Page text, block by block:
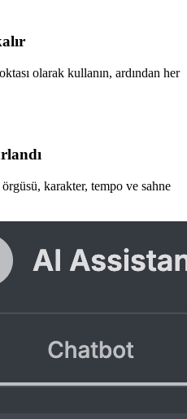
olarak kullanın, ardından her
karakter, tempo ve sahne